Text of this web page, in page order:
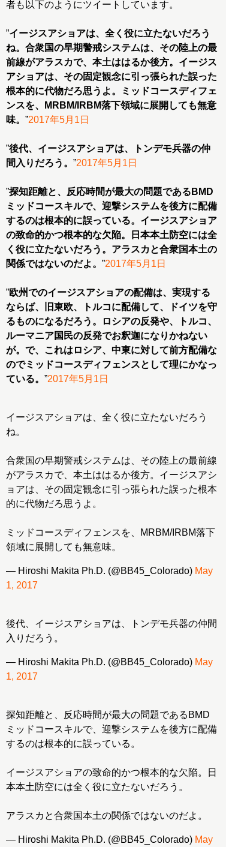
者も以下のようにツイートしています。
”イージスアショアは、全く役に立たないだろう
ね。合衆国の早期警戒システムは、その陸上の最
前線がアラスカで、本土ははるか後方。イージス
アショアは、その固定観念に引っ張られた誤った
根本的に代物だろ思うよ。ミッドコースディフェ
ンスを、MRBM/IRBM落下領域に展開しても無意
味。 ”2017年5月1日
”後代、イージスアショアは、トンデモ兵器の仲
間入りだろう。 ”2017年5月1日
”探知距離と、反応時間が最大の問題であるBMD
ミッドコースキルで、迎撃システムを後方に配備
するのは根本的に誤っている。イージスアショア
の致命的かつ根本的な欠陥。日本本土防空には全
く役に立たないだろう。アラスカと合衆国本土の
関係ではないのだよ。 ”2017年5月1日
”欧州でのイージスアショアの配備は、実現する
ならば、旧東欧、トルコに配備して、ドイツを守
るものになるだろう。ロシアの反発や、トルコ、
ルーマニア国民の反発でお釈迦になりかねない
が。で、これはロシア、中東に対して前方配備な
のでミッドコースディフェンスとして理にかなっ
ている。 ”2017年5月1日
イージスアショアは、全く役に立たないだろう
ね。
合衆国の早期警戒システムは、その陸上の最前線
がアラスカで、本土ははるか後方。イージスアシ
ョアは、その固定観念に引っ張られた誤った根本
的に代物だろ思うよ。
ミッドコースディフェンスを、MRBM/IRBM落下
領域に展開しても無意味。
— Hiroshi Makita Ph.D. (@BB45_Colorado) May
1, 2017
後代、イージスアショアは、トンデモ兵器の仲間
入りだろう。
— Hiroshi Makita Ph.D. (@BB45_Colorado) May
1, 2017
探知距離と、反応時間が最大の問題であるBMD
ミッドコースキルで、迎撃システムを後方に配備
するのは根本的に誤っている。
イージスアショアの致命的かつ根本的な欠陥。日
本本土防空には全く役に立たないだろう。
アラスカと合衆国本土の関係ではないのだよ。
— Hiroshi Makita Ph.D. (@BB45_Colorado) May